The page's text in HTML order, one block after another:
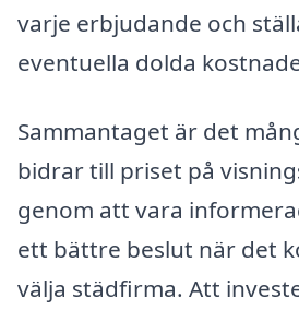
varje erbjudande och
eventuella dolda
Sammantaget är det
bidrar till priset på
genom att vara
ett bättre beslut när det
välja städfirma. Att